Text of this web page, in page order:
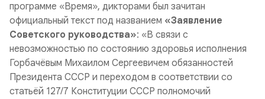
программе «Время», дикторами был зачитан
официальный текст под названием «Заявление
Советского руководства»: «В связи с
невозможностью по состоянию здоровья исполнения
Горбачёвым Михаилом Сергеевичем обязанностей
Президента СССР и переходом в соответствии со
статьёй 127/7 Конституции СССР полномочий